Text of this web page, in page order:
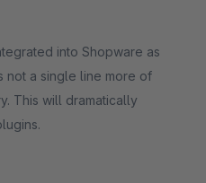
into Shopware as
not a single line more of
This will dramatically